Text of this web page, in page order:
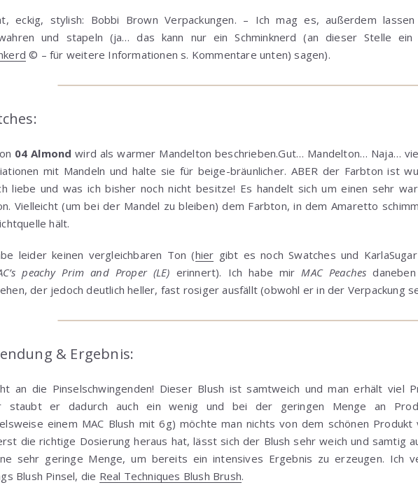
eckig, stylish: Bobbi Brown Verpackungen. – Ich mag es, außerdem
und stapeln (ja… das kann nur ein Schminknerd (an dieser Stelle ein
© – für weitere Informationen s. Kommentare unten) sagen).
04 Almond wird als warmer Mandelton beschrieben.Gut… Mandelton… Naja…
mit Mandeln und halte sie für beige-bräunlicher. ABER der Farbton ist
liebe und was ich bisher noch nicht besitze! Es handelt sich um einen sehr
Vielleicht (um bei der Mandel zu bleiben) dem Farbton, in dem Amaretto
hält.
leider keinen vergleichbaren Ton (hier gibt es noch Swatches und
peachy Prim and Proper (LE) erinnert). Ich habe mir MAC Peaches
der jedoch deutlich heller, fast rosiger ausfällt (obwohl er in der Verpackung
& Ergebnis:
an die Pinselschwingenden! Dieser Blush ist samtweich und man erhält viel
staubt er dadurch auch ein wenig und bei der geringen Menge an
einem MAC Blush mit 6g) möchte man nichts von dem schönen Produkt
die richtige Dosierung heraus hat, lässt sich der Blush sehr weich und samtig
sehr geringe Menge, um bereits ein intensives Ergebnis zu erzeugen. Ich
Blush Pinsel, die Real Techniques Blush Brush.